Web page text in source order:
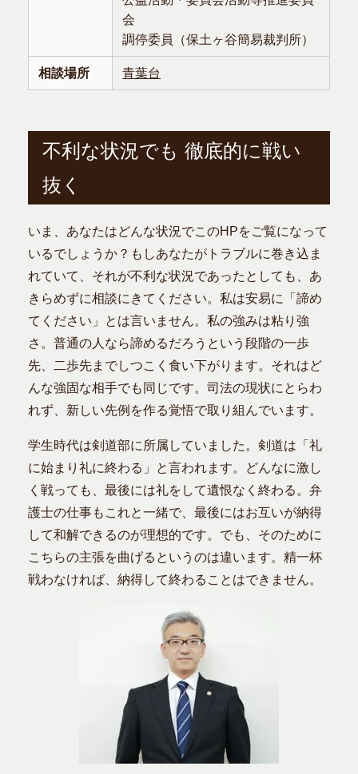
会
調停委員（保土ヶ谷簡易裁判所）
相談場所 青葉台
不利な状況でも 徹底的に戦い
抜く
いま、あなたはどんな状況でこのHPをご覧になって
いるでしょうか？もしあなたがトラブルに巻き込ま
れていて、それが不利な状況であったとしても、あ
きらめずに相談にきてください。私は安易に「諦め
てください」とは言いません。私の強みは粘り強
さ。普通の人なら諦めるだろうという段階の一歩
先、二歩先までしつこく食い下がります。それはど
んな強固な相手でも同じです。司法の現状にとらわ
れず、新しい先例を作る覚悟で取り組んでいます。
学生時代は剣道部に所属していました。剣道は「礼
に始まり礼に終わる」と言われます。どんなに激し
く戦っても、最後には礼をして遺恨なく終わる。弁
護士の仕事もこれと一緒で、最後にはお互いが納得
して和解できるのが理想的です。でも、そのために
こちらの主張を曲げるというのは違います。精一杯
戦わなければ、納得して終わることはできません。